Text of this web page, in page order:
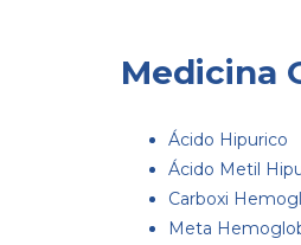
Medicina
Ácido Hipurico
Ácido Metil
Carboxi
Meta